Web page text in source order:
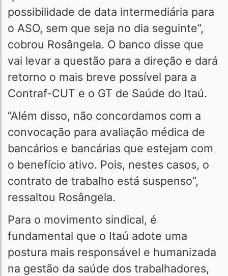
possibilidade de data intermediária para
o ASO, sem que seja no dia seguinte”,
cobrou Rosângela. O banco disse que
vai levar a questão para a direção e dará
retorno o mais breve possível para a
Contraf-CUT e o GT de Saúde do Itaú.
“Além disso, não concordamos com a
convocação para avaliação médica de
bancários e bancárias que estejam com
o benefício ativo. Pois, nestes casos, o
contrato de trabalho está suspenso”,
ressaltou Rosângela.
Para o movimento sindical, é
fundamental que o Itaú adote uma
postura mais responsável e humanizada
na gestão da saúde dos trabalhadores,